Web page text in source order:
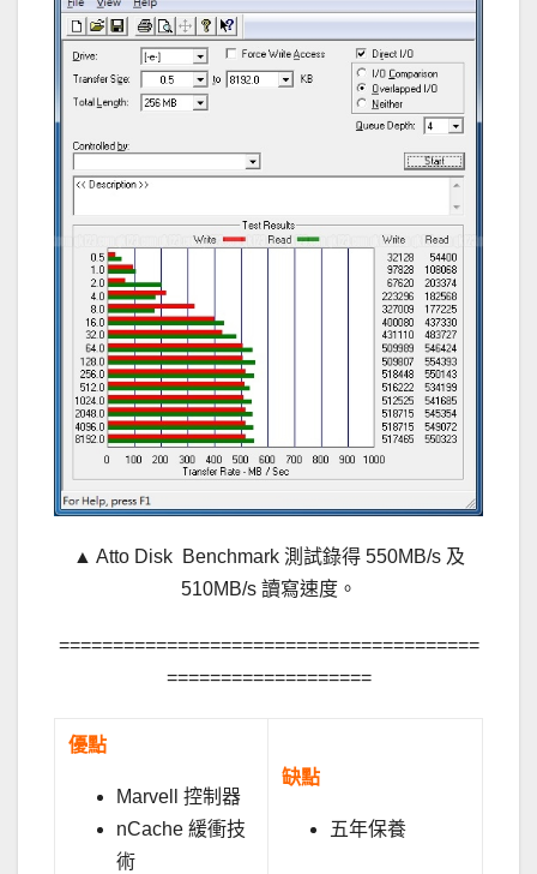
▲ Atto Disk Benchmark 測試錄得 550MB/s 及
510MB/s 讀寫速度。
=======================================
===================
優點
Marvell 控制器
nCache 緩衝技
術
缺點
五年保養